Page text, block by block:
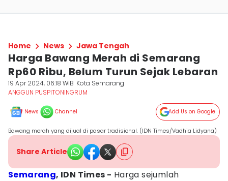
Home News Jawa Tengah
Harga Bawang Merah di Semarang
Rp60 Ribu, Belum Turun Sejak Lebaran
19 Apr 2024, 06:18 WIB Kota Semarang
ANGGUN PUSPITONINGRUM
News Channel Add Us on Google
Bawang merah yang dijual di pasar tradisional. (IDN Times/Vadhia Lidyana)
Share Article
Semarang, IDN Times - Harga sejumlah